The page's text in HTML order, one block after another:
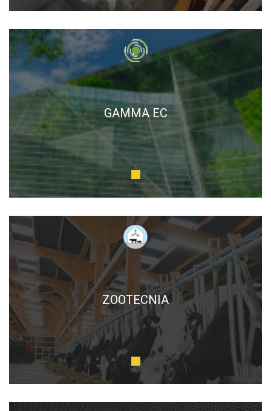
GAMMA EC
ZOOTECNIA